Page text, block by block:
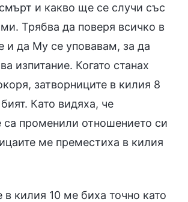
и какво ще се случи със
Трябва да поверя всичко в
и да Му се уповавам, за да
изпитание. Когато станах
затворниците в килия 8
Като видяха, че
са променили отношението си
ме преместиха в килия
в килия 10 ме биха точно като